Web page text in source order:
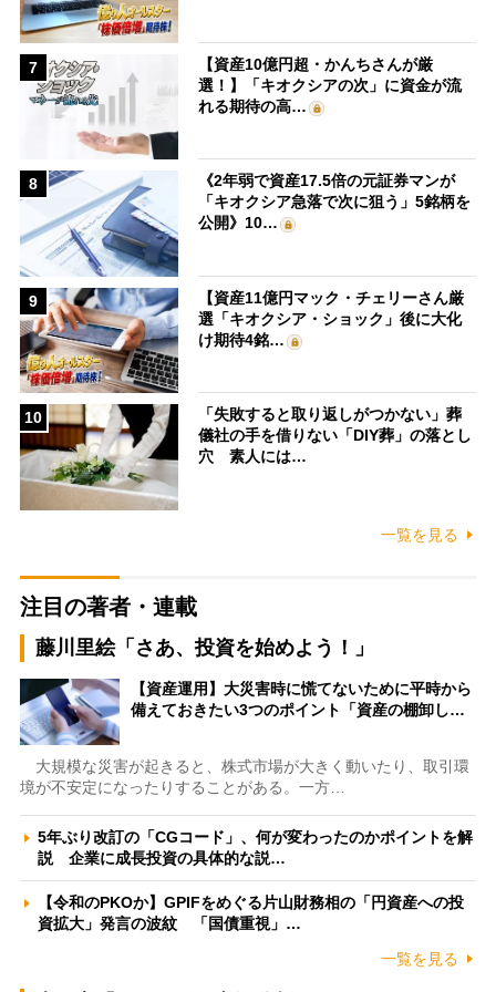
7
【資産10億円超・かんちさんが厳
選！】「キオクシアの次」に資金が流
れる期待の高…
8
《2年弱で資産17.5倍の元証券マンが
「キオクシア急落で次に狙う」5銘柄を
公開》10…
9
【資産11億円マック・チェリーさん厳
選「キオクシア・ショック」後に大化
け期待4銘…
10
「失敗すると取り返しがつかない」葬
儀社の手を借りない「DIY葬」の落とし
穴 素人には…
一覧を見る
注目の著者・連載
藤川里絵「さあ、投資を始めよう！」
【資産運用】大災害時に慌てないために平時から
備えておきたい3つのポイント「資産の棚卸し…
大規模な災害が起きると、株式市場が大きく動いたり、取引環
境が不安定になったりすることがある。一方…
5年ぶり改訂の「CGコード」、何が変わったのかポイントを解
説 企業に成長投資の具体的な説…
【令和のPKOか】GPIFをめぐる片山財務相の「円資産への投
資拡大」発言の波紋 「国債重視」…
一覧を見る